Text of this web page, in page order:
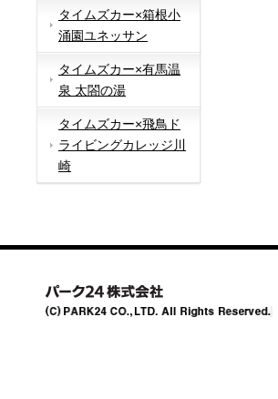
タイムズカー×箱根小
涌園ユネッサン
タイムズカー×有馬温
泉 太閤の湯
タイムズカー×飛鳥ド
ライビングカレッジ川
崎